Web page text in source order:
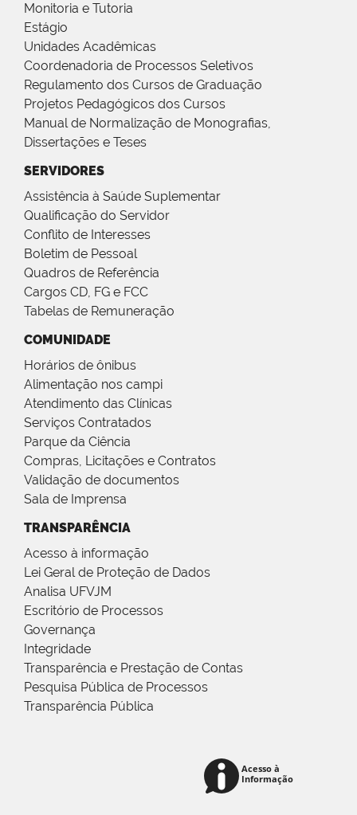
Monitoria e Tutoria
Estágio
Unidades Acadêmicas
Coordenadoria de Processos Seletivos
Regulamento dos Cursos de Graduação
Projetos Pedagógicos dos Cursos
Manual de Normalização de Monografias,
Dissertações e Teses
SERVIDORES
Assistência à Saúde Suplementar
Qualificação do Servidor
Conflito de Interesses
Boletim de Pessoal
Quadros de Referência
Cargos CD, FG e FCC
Tabelas de Remuneração
COMUNIDADE
Horários de ônibus
Alimentação nos campi
Atendimento das Clínicas
Serviços Contratados
Parque da Ciência
Compras, Licitações e Contratos
Validação de documentos
Sala de Imprensa
TRANSPARÊNCIA
Acesso à informação
Lei Geral de Proteção de Dados
Analisa UFVJM
Escritório de Processos
Governança
Integridade
Transparência e Prestação de Contas
Pesquisa Pública de Processos
Transparência Pública